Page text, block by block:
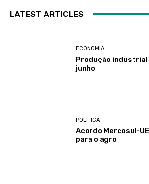
LATEST ARTICLES
ECONOMIA
Produção industrial
junho
POLÍTICA
Acordo Mercosul-
para o agro